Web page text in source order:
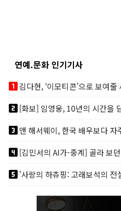
연예.문화 인기기사
looks_one김다현, ‘이모티콘’으로 보여
looks_two[화보] 임영웅, 10년의 시간을
looks_3앤 해서웨이, 한국 배우보다 자
looks_4
looks_5'사랑의 하츄핑: 고래보석의 전